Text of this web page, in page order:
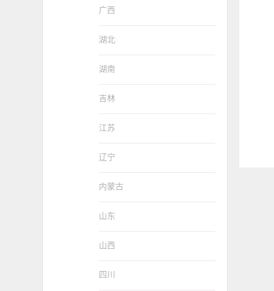
广西
湖北
湖南
吉林
江苏
辽宁
内蒙古
山东
山西
四川